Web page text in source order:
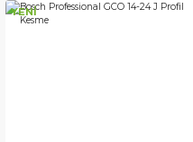
YENİ